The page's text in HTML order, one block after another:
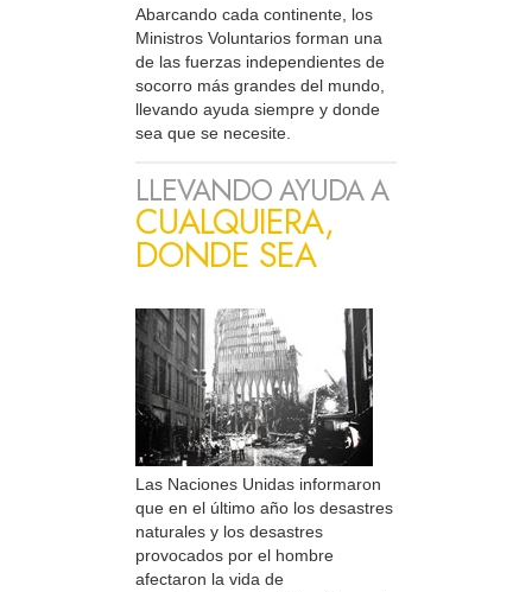
Abarcando cada continente, los
Ministros Voluntarios forman una
de las fuerzas independientes de
socorro más grandes del mundo,
llevando ayuda siempre y donde
sea que se necesite.
LLEVANDO AYUDA A
CUALQUIERA,
DONDE SEA
Las Naciones Unidas informaron
que en el último año los desastres
naturales y los desastres
provocados por el hombre
afectaron la vida de